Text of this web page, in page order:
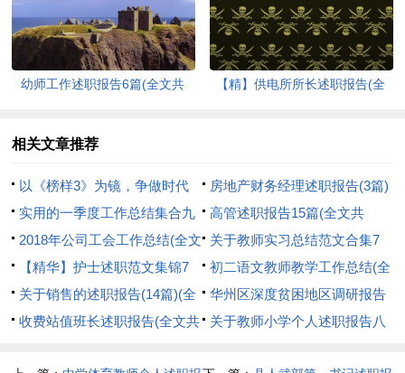
幼师工作述职报告6篇(全文共
【精】供电所所长述职报告(全
相关文章推荐
以《榜样3》为镜，争做时代
引领者——看《榜样3》心得体
会(全文共908字)
房地产财务经理述职报告(3篇)
(全文共7796字)
实用的一季度工作总结集合九
篇(全文共13097字)
高管述职报告15篇(全文共
29059字)
2018年公司工会工作总结(全文
共2601字)
关于教师实习总结范文合集7
篇(全文共11893字)
【精华】护士述职范文集锦7
篇(全文共8668字)
初二语文教师教学工作总结(全
文共8412字)
关于销售的述职报告(14篇)(全
文共19310字)
华州区深度贫困地区调研报告
(全文共2723字)
收费站值班长述职报告(全文共
关于教师小学个人述职报告八